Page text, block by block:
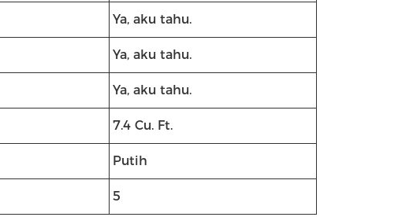
Ya, aku tahu.
Ya, aku tahu.
Ya, aku tahu.
7.4 Cu. Ft.
Putih
5